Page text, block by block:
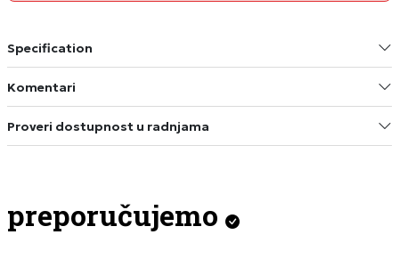
Specification
Komentari
Proveri dostupnost u radnjama
preporučujemo